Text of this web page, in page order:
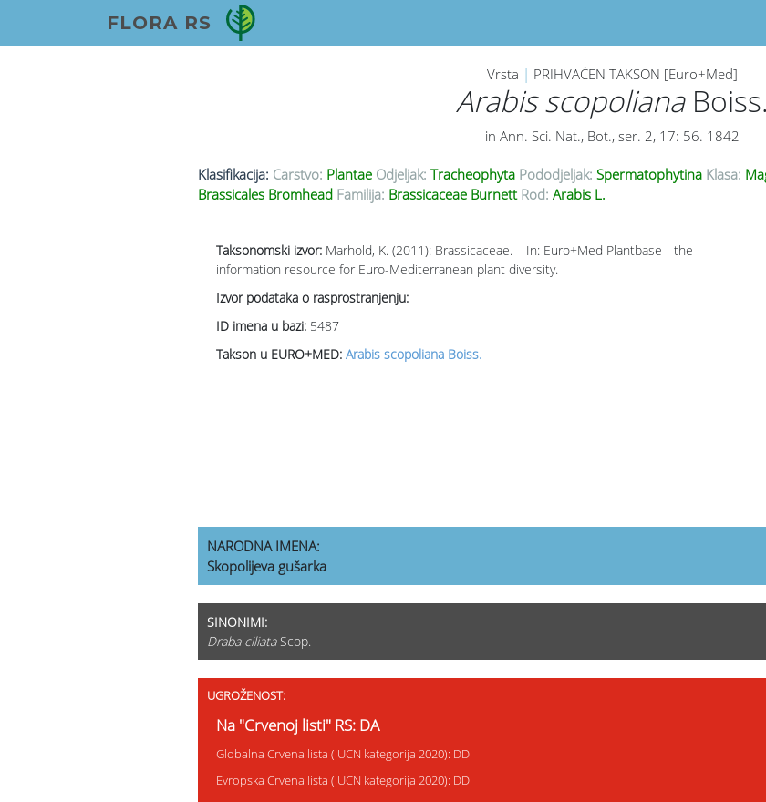
FLORA RS
Vrsta | PRIHVAĆEN TAKSON [Euro+Med]
Arabis scopolianaBoiss.
in Ann. Sci. Nat., Bot., ser. 2, 17: 56. 1842
Klasifikacija: Carstvo: Plantae Odjeljak: Tracheophyta Pododjeljak: Spermatophytina Klasa:
Brassicales Bromhead Familija: Brassicaceae Burnett Rod: Arabis L.
Taksonomski izvor: Marhold, K. (2011): Brassicaceae. – In: Euro+Med Plantbase - the
information resource for Euro-Mediterranean plant diversity.
Izvor podataka o rasprostranjenju:
ID imena u bazi: 5487
Takson u EURO+MED: Arabis scopoliana Boiss.
NARODNA IMENA:
Skopolijeva gušarka
SINONIMI:
Draba ciliataScop.
UGROŽENOST:
Na "Crvenoj listi" RS: DA
Globalna Crvena lista (IUCN kategorija 2020): DD
Evropska Crvena lista (IUCN kategorija 2020): DD